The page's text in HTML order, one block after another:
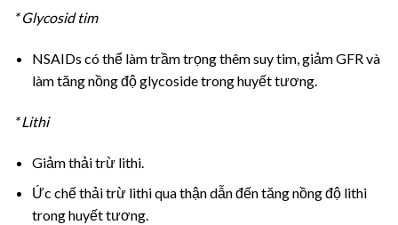
* Glycosid tim
NSAIDs có thể làm trầm trọng thêm suy tim, giảm GFR và
làm tăng nồng độ glycoside trong huyết tương.
* Lithi
Giảm thải trừ lithi.
Ức chế thải trừ lithi qua thận dẫn đến tăng nồng độ lithi
trong huyết tương.